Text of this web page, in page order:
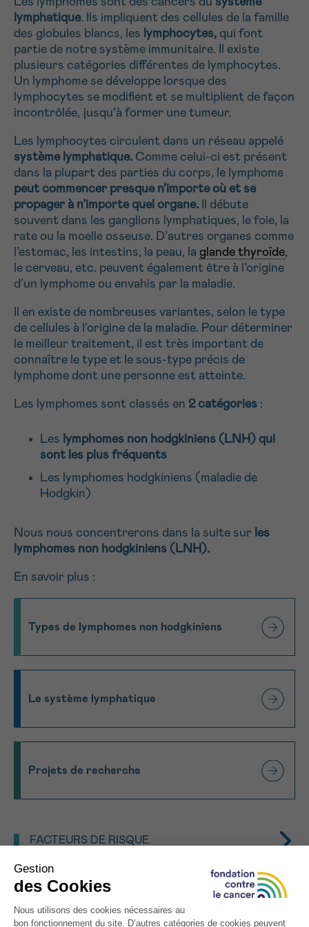
SANS
TITRE
Je souhaite recevoir la Newsletter
lymphatique. Ils impliquent des cellules de la famille
des globules blancs, les lymphocytes, qui font
partie de notre système immunitaire. Il existe
plusieurs catégories différentes de lymphocytes.
Un lymphome se développe lorsque des
lymphocytes se modifient et se multiplient de façon
incontrôlée, jusqu’à former une tumeur.
Les lymphocytes circulent dans un réseau appelé
système lymphatique. Comme celui-ci est présent
dans la plupart des parties du corps, le lymphome
peut commencer presque n’importe où et se
propager à n’importe quel organe. Il débute
souvent dans les ganglions lymphatiques, le foie, la
rate ou la moelle osseuse. D’autres organes comme
l’estomac, les intestins, la peau, la glande thyroïde,
le cerveau, etc. peuvent également être à l’origine
d’un lymphome ou envahis par la maladie.
Il en existe de nombreuses variantes, selon le type
de cellules à l’origine de la maladie. Pour déterminer
le meilleur traitement, il est très important de
connaître le type et le sous-type précis de
lymphome dont une personne est atteinte.
Les lymphomes sont classés en 2 catégories :
Les lymphomes non hodgkiniens (LNH) qui
sont les plus fréquents
Les lymphomes hodgkiniens (maladie de
Hodgkin)
Nous nous concentrerons dans la suite sur les
lymphomes non hodgkiniens (LNH).
En savoir plus :
Types de lymphomes non hodgkiniens
Le système lymphatique
Projets de recherche
FACTEURS DE RISQUE
Si la cause exacte de ce lymphome n’est pas
connue, plusieurs facteurs de risques ont été
MESURES DE PRÉVENTION
Je souhaite être rappelé.e
En savoir plus sur Cancerinfo
NOM
PRÉNOM
E-MAIL
VOTRE QUESTION
J’accepte lesconditions d’utilisations
*CHAMP OBLIGATOIRE
Envoyer
16h-18h
Suivant